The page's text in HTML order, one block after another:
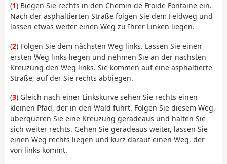
(1) Biegen Sie rechts in den Chemin de Froide Fontaine ein.
Nach der asphaltierten Straße folgen Sie dem Feldweg und
lassen etwas weiter einen Weg zu Ihrer Linken liegen.
(2) Folgen Sie dem nächsten Weg links. Lassen Sie einen
ersten Weg links liegen und nehmen Sie an der nächsten
Kreuzung den Weg links. Sie kommen auf eine asphaltierte
Straße, auf der Sie rechts abbiegen.
(3) Gleich nach einer Linkskurve sehen Sie rechts einen
kleinen Pfad, der in den Wald führt. Folgen Sie diesem Weg,
überqueren Sie eine Kreuzung geradeaus und halten Sie
sich weiter rechts. Gehen Sie geradeaus weiter, lassen Sie
einen Weg rechts liegen und kurz darauf einen Weg, der
von links kommt.